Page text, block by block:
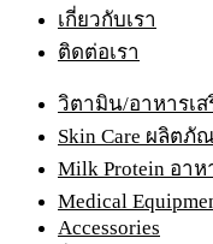
เกี่ยวกับเรา
ติดต่อเรา
วิตามิน/อาหารเส
Skin Care ผลิต
Milk Protein อา
Medical
Accessories